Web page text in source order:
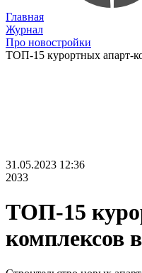
Главная
Журнал
Про новостройки
ТОП-15 курортных апарт-
31.05.2023 12:36
2033
ТОП-15
комплексов